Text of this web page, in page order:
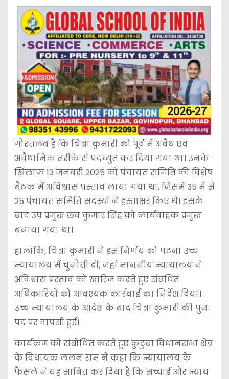
गौरतलब है कि चित्रा कुमारी को पूर्व में अवैध एवं
अवैधानिक तरीके से पदच्युत कर दिया गया था। उनके
खिलाफ 13 जनवरी 2025 को पंचायत समिति की विशेष
बैठक में अविश्वास प्रस्ताव लाया गया था, जिसमें 35 में से
25 पंचायत समिति सदस्यों ने हस्ताक्षर किए थे। इसके
बाद उप प्रमुख लव कुमार सिंह को कार्यवाहक प्रमुख
बनाया गया था।
हालांकि, चित्रा कुमारी ने इस निर्णय को पटना उच्च
न्यायालय में चुनौती दी, जहां माननीय न्यायालय ने
अविश्वास प्रस्ताव को खारिज करते हुए संबंधित
अधिकारियों को आवश्यक कार्रवाई का निर्देश दिया।
उच्च न्यायालय के आदेश के बाद चित्रा कुमारी की पुनः
पद पर वापसी हुई।
कार्यक्रम को संबोधित करते हुए कुटुंबा विधानसभा क्षेत्र
के विधायक ललन राम ने कहा कि न्यायालय के
फैसले ने यह साबित कर दिया है कि सच्चाई और न्याय